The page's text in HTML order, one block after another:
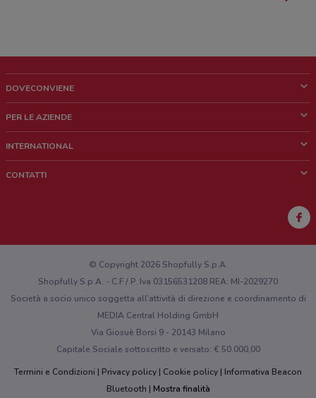
DOVECONVIENE
Chi siamo
Lavora con noi
PER LE AZIENDE
Richieste commerciali e marketing
INTERNATIONAL
CONTATTI
Hai un malfunzionamento sul web o sull'app?
© Copyright 2026 Shopfully S.p.A.
Shopfully S.p.A. - C.F / P. Iva 03156531208 REA: MI-2029270
Società a socio unico soggetta all’attività di direzione e coordinamento di
MEDIA Central Holding GmbH
Via Giosuè Borsi 9 - 20143 Milano
Capitale Sociale sottoscritto e versato: € 50.000,00
Termini e Condizioni
Privacy policy Cookie policy
Informativa Beacon
Bluetooth
Mostra finalità